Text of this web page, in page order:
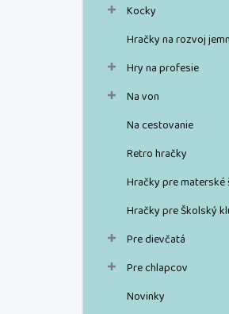
Kocky
Hračky na rozvoj
Hry na profesie
Na von
Na cestovanie
Retro hračky
Hračky pre materské
Hračky pre Školský
Pre dievčatá
Pre chlapcov
Novinky